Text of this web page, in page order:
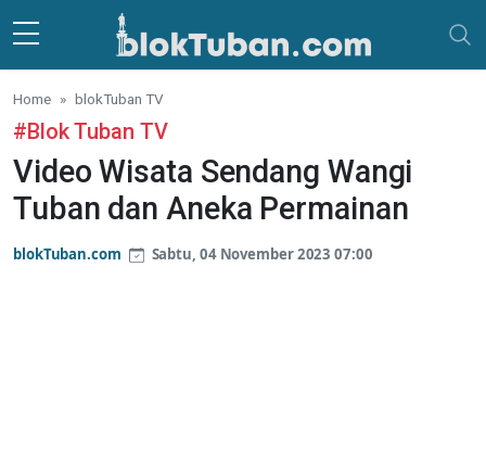
Skip to main content
Home blokTuban TV
#Blok Tuban TV
Video Wisata Sendang Wangi
Tuban dan Aneka Permainan
blokTuban.com Sabtu, 04 November 2023 07:00